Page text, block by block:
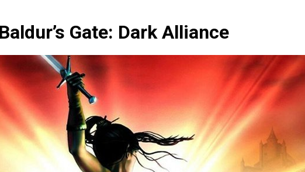
Baldur’s Gate: Dark Alliance